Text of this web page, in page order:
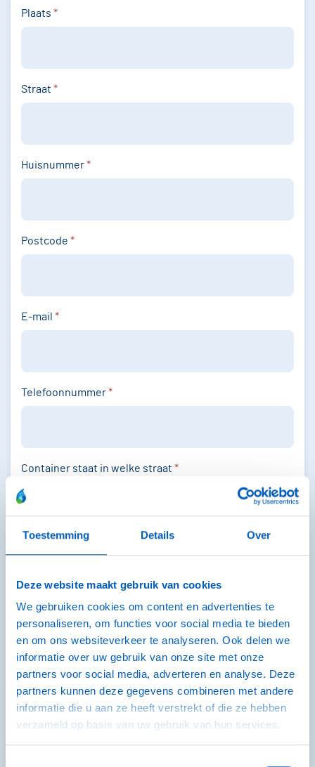
Toestemming Details Over
Deze website maakt gebruik van cookies
We gebruiken cookies om content en advertenties te
personaliseren, om functies voor social media te bieden
en om ons websiteverkeer te analyseren. Ook delen we
informatie over uw gebruik van onze site met onze
partners voor social media, adverteren en analyse. Deze
partners kunnen deze gegevens combineren met andere
informatie die u aan ze heeft verstrekt of die ze hebben
verzameld op basis van uw gebruik van hun services.
Plaats *
Straat *
Huisnummer*
Postcode *
E-mail *
Telefoonnummer*
Container staat in welke straat *
Sticker gekregen
Ik betaal het aangekruiste bedrag waarvoor ik een
jaarlijkse machtiging verleen om dit bedrag van mijn
rekening over te laten schrijven op de bankrekening
van VCCS B.V., tevens verklaar ik meerderjarig te zijn.
De overeenkomst heeft een looptijd van één jaar en
wordt daarna - behoudens opzegging - automatisch